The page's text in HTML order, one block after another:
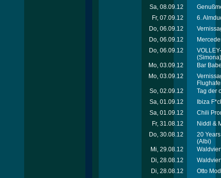
Sa, 08.09.12
Fr, 07.09.12
6.
Do, 06.09.12
Do, 06.09.12
Do, 06.09.12
(Simona)
Mo, 03.09.12
Bar
Mo, 03.09.12
So, 02.09.12
Tag der
Sa, 01.09.12
Ibiza
Sa, 01.09.12
Chili
Fr, 31.08.12
Niddl &
Do, 30.08.12
20
(Albi)
Mi, 29.08.12
Di, 28.08.12
Di, 28.08.12
Otto